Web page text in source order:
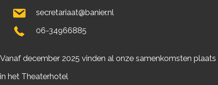
secretariaat@banier.nl
06-34966885
Vanaf december 2025 vinden al onze samenkomsten plaats
in het Theaterhotel